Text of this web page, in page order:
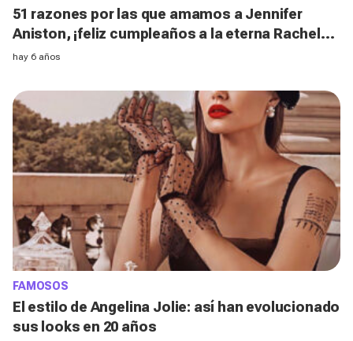
51 razones por las que amamos a Jennifer
Aniston, ¡feliz cumpleaños a la eterna Rachel
Green!
hay 6 años
FAMOSOS
El estilo de Angelina Jolie: así han evolucionado
sus looks en 20 años